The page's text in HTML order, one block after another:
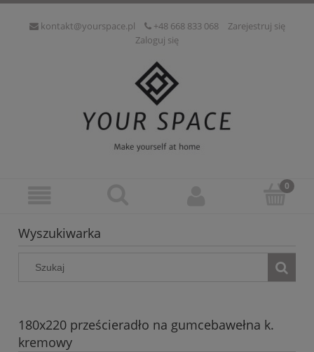
kontakt@yourspace.pl +48 668 833 068
Zarejestruj się
Zaloguj się
Wyszukiwarka
180x220 prześcieradło na gumcebawełna k.
kremowy